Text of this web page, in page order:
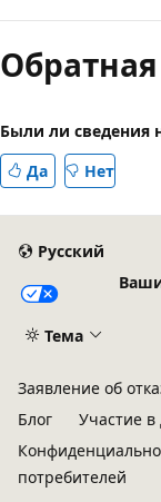
чтения
выключен
Были ли сведения
Да
Нет
Русский
Тема
Заявление об
Блог
Участие в
потребителей